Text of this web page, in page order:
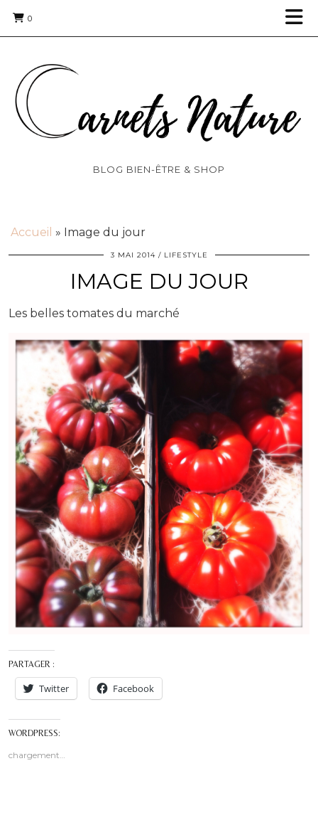
0
BLOG BIEN-ÊTRE & SHOP
Accueil » Image du jour
3 MAI 2014 LIFESTYLE
IMAGE DU JOUR
Les belles tomates du marché
PARTAGER :
Twitter Facebook
WORDPRESS:
chargement…